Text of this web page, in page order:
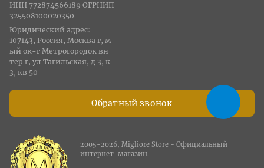
Обратный звонок
ИНН 772874566189 ОГРНИП
325508100020350
Юридический адрес:
107143, Россия, Москва г, м-
ый ок-г Метрогородок вн
тер г, ул Тагильская, д 3, к
3, кв 50
2005-2026, Migliore Store - Официальный
интернет-магазин.